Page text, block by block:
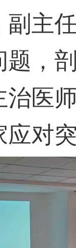
副主
题 ，
治医
应对